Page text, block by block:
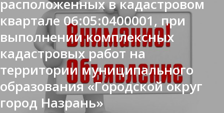
расположенных в кадастровом
квартале 06:05:0400001, при
выполнении комплексных
кадастровых работ на
территории муниципального
образования «Городской округ
город Назрань»